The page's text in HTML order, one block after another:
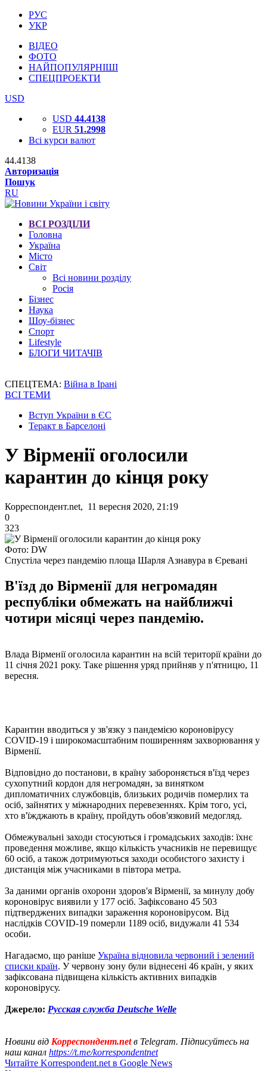
РУС
УКР
ВІДЕО
ФОТО
НАЙПОПУЛЯРНІШІ
СПЕЦПРОЕКТИ
USD
USD 44.4138
EUR 51.2998
Всі курси валют
44.4138
Авторизація
Пошук
RU
ВСІ РОЗДІЛИ
Головна
Україна
Місто
Світ
Всі новини розділу
Росія
Бізнес
Наука
Шоу-бізнес
Спорт
Lifestyle
БЛОГИ ЧИТАЧІВ
СПЕЦТЕМА: Війна в Ірані
ВСІ ТЕМИ
Вступ України в ЄС
Теракт в Барселоні
У Вірменії оголосили
карантин до кінця року
Корреспондент.net, 11 вересня 2020, 21:19
0
323
Фото: DW
Спустіла через пандемію площа Шарля Азнавура в Єревані
В'їзд до Вірменії для негромадян
республіки обмежать на найближчі
чотири місяці через пандемію.
Влада Вірменії оголосила карантин на всій території країни до
11 січня 2021 року. Таке рішення уряд прийняв у п'ятницю, 11
вересня.
Карантин вводиться у зв'язку з пандемією короновірусу
COVID-19 і широкомасштабним поширенням захворювання у
Вірменії.
Відповідно до постанови, в країну забороняється в'їзд через
сухопутний кордон для негромадян, за винятком
дипломатичних службовців, близьких родичів померлих та
осіб, зайнятих у міжнародних перевезеннях. Крім того, усі,
хто в'їжджають в країну, пройдуть обов'язковий медогляд.
Обмежувальні заходи стосуються і громадських заходів: їхнє
проведення можливе, якщо кількість учасників не перевищує
60 осіб, а також дотримуються заходи особистого захисту і
дистанція між учасниками в півтора метра.
За даними органів охорони здоров'я Вірменії, за минулу добу
короновірус виявили у 177 осіб. Зафіксовано 45 503
підтверджених випадки зараження короновірусом. Від
наслідків COVID-19 померли 1189 осіб, видужали 41 534
особи.
Нагадаємо, що раніше Україна відновила червоний і зелений
списки країн. У червону зону були віднесені 46 країн, у яких
зафіксована підвищена кількість активних випадків
короновірусу.
Джерело: Русская служба Deutsche Welle
Новини від Корреспондент.netв Telegram. Підписуйтесь на
наш канал https://t.me/korrespondentnet
Читайте Korrespondent.net в Google News